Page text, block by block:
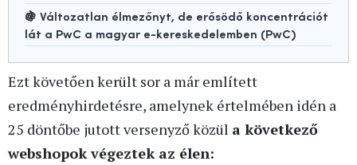
🍇 Változatlan élmezőnyt, de erősödő koncentrációt
lát a PwC a magyar e-kereskedelemben (PwC)
Ezt követően került sor a már említett
eredményhirdetésre, amelynek értelmében idén a
25 döntőbe jutott versenyző közül a következő
webshopok végeztek az élen: